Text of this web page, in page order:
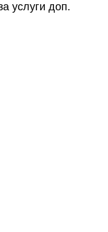
услуги доп.